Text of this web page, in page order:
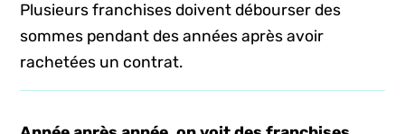
Plusieurs franchises doivent débourser des
sommes pendant des années après avoir
rachetées un contrat.